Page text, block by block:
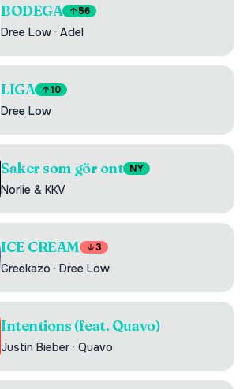
BODEGA 56
Dree Low · Adel
LIGA 10
Dree Low
Saker som gör ont NY
Norlie & KKV
ICE CREAM 3
Greekazo · Dree Low
Intentions (feat. Quavo)
Justin Bieber · Quavo